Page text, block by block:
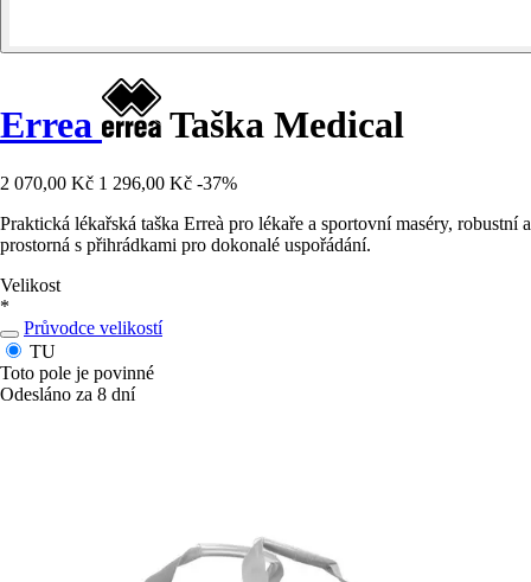
Errea Taška Medical
2 070,00 Kč 1 296,00 Kč -37%
Praktická lékařská taška Erreà pro lékaře a sportovní maséry, robustní a
prostorná s přihrádkami pro dokonalé uspořádání.
Velikost
*
Průvodce velikostí
TU
Toto pole je povinné
Odesláno za 8 dní